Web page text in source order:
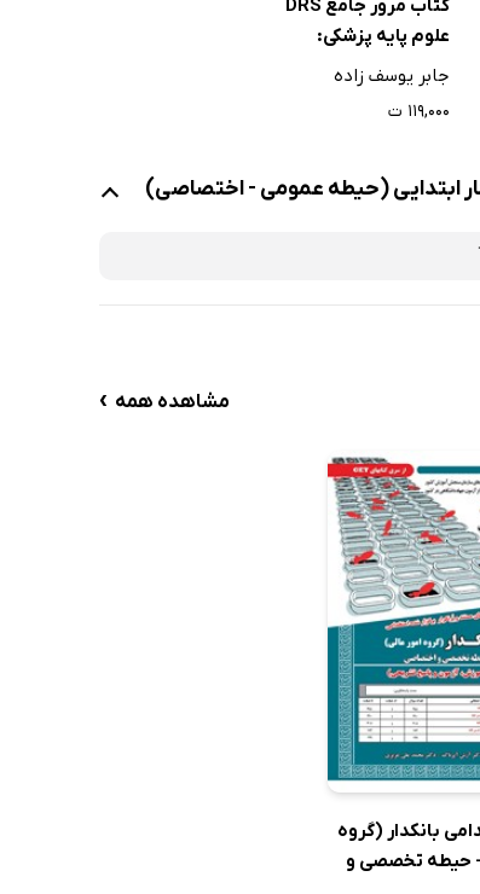
کتاب مرور جامع DRS
علوم پایه پزشکی:
معارف اسلامی
جابر یوسف زاده
۱۱۹,۰۰۰ ت
ابتدایی (حیطه عمومی - اختصاصی)
مشاهده همه ›
بانکدار (گروه
- حیطه تخصصی و